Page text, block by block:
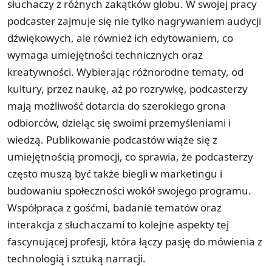
słuchaczy z różnych zakątków globu. W swojej pracy
podcaster zajmuje się nie tylko nagrywaniem audycji
dźwiękowych, ale również ich edytowaniem, co
wymaga umiejętności technicznych oraz
kreatywności. Wybierając różnorodne tematy, od
kultury, przez naukę, aż po rozrywkę, podcasterzy
mają możliwość dotarcia do szerokiego grona
odbiorców, dzieląc się swoimi przemyśleniami i
wiedzą. Publikowanie podcastów wiąże się z
umiejętnością promocji, co sprawia, że podcasterzy
często muszą być także biegli w marketingu i
budowaniu społeczności wokół swojego programu.
Współpraca z gośćmi, badanie tematów oraz
interakcja z słuchaczami to kolejne aspekty tej
fascynującej profesji, która łączy pasję do mówienia z
technologią i sztuką narracji.